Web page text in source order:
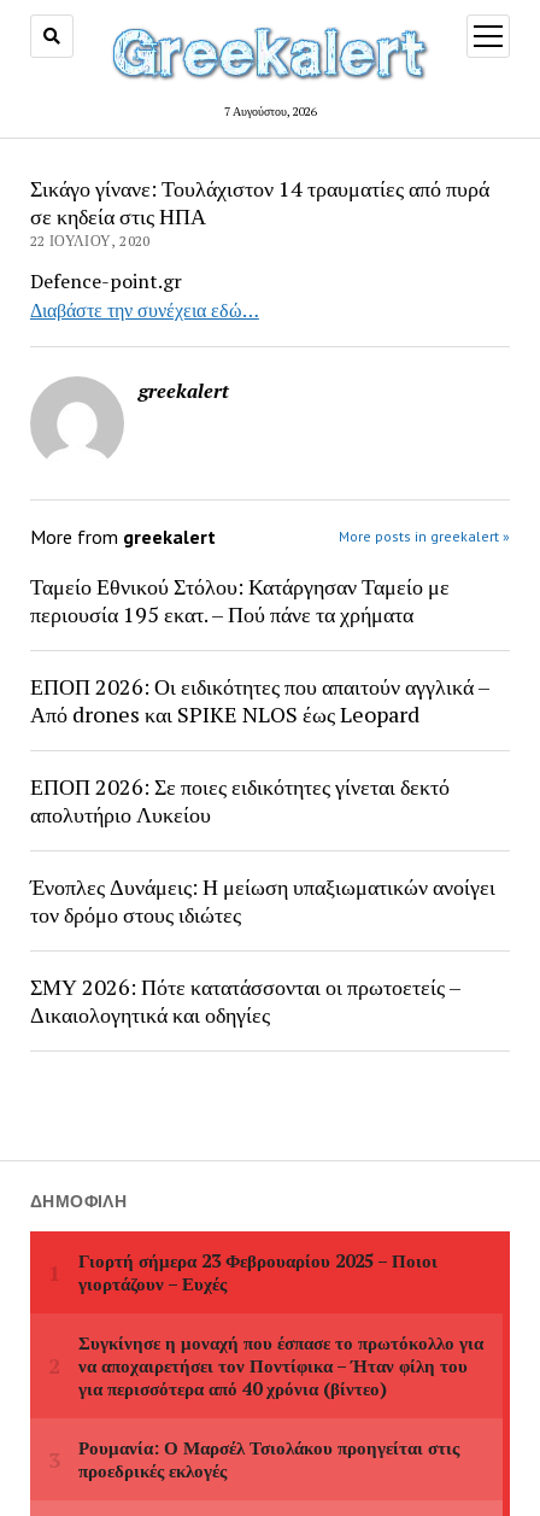
7 Αυγούστου, 2026
open
menu
Σικάγο γίνανε: Τουλάχιστον 14 τραυματίες από πυρά
σε κηδεία στις ΗΠΑ
22 ΙΟΥΛΊΟΥ, 2020
Defence-point.gr
Διαβάστε την συνέχεια εδώ…
greekalert
More from greekalert More posts in greekalert »
Ταμείο Εθνικού Στόλου: Κατάργησαν Ταμείο με
περιουσία 195 εκατ. – Πού πάνε τα χρήματα
ΕΠΟΠ 2026: Οι ειδικότητες που απαιτούν αγγλικά –
Από drones και SPIKE NLOS έως Leopard
ΕΠΟΠ 2026: Σε ποιες ειδικότητες γίνεται δεκτό
απολυτήριο Λυκείου
Ένοπλες Δυνάμεις: Η μείωση υπαξιωματικών ανοίγει
τον δρόμο στους ιδιώτες
ΣΜΥ 2026: Πότε κατατάσσονται οι πρωτοετείς –
Δικαιολογητικά και οδηγίες
ΔΗΜΟΦΙΛΉ